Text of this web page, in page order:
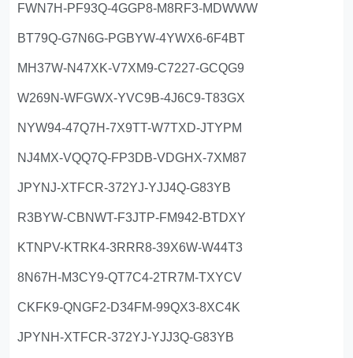
FWN7H-PF93Q-4GGP8-M8RF3-MDWWW
BT79Q-G7N6G-PGBYW-4YWX6-6F4BT
MH37W-N47XK-V7XM9-C7227-GCQG9
W269N-WFGWX-YVC9B-4J6C9-T83GX
NYW94-47Q7H-7X9TT-W7TXD-JTYPM
NJ4MX-VQQ7Q-FP3DB-VDGHX-7XM87
JPYNJ-XTFCR-372YJ-YJJ4Q-G83YB
R3BYW-CBNWT-F3JTP-FM942-BTDXY
KTNPV-KTRK4-3RRR8-39X6W-W44T3
8N67H-M3CY9-QT7C4-2TR7M-TXYCV
CKFK9-QNGF2-D34FM-99QX3-8XC4K
JPYNH-XTFCR-372YJ-YJJ3Q-G83YB